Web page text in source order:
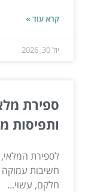
קרא עוד »
יול 30, 2026
ספירת
ותפיסות
לספירת
חשיבות עמוקה
חלקם, עשוי...